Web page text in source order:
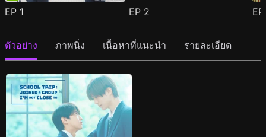
EP 1 EP 2
ตัวอย่าง ภาพนิ่ง เนื้อหาที่แนะนำ รายละเอียด